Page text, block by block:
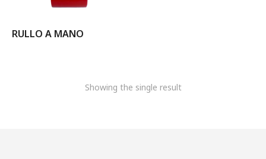
RULLO A MANO
Showing the single result